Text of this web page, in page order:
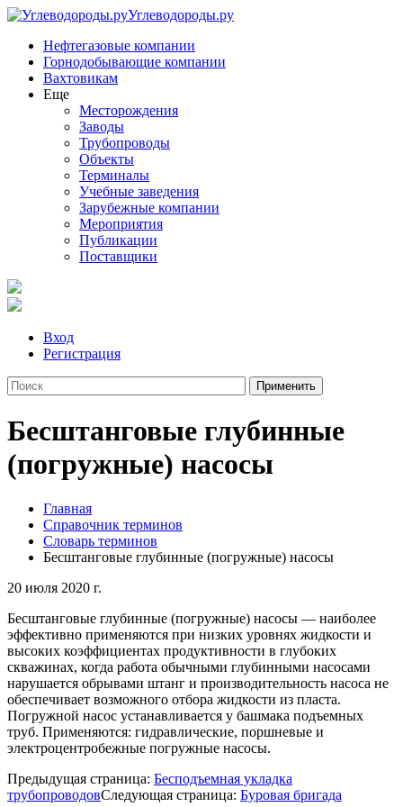
Углеводороды.ру
Нефтегазовые компании
Горнодобывающие компании
Вахтовикам
Еще
Месторождения
Заводы
Трубопроводы
Объекты
Терминалы
Учебные заведения
Зарубежные компании
Мероприятия
Публикации
Поставщики
Вход
Регистрация
Бесштанговые глубинные
(погружные) насосы
Главная
Справочник терминов
Словарь терминов
Бесштанговые глубинные (погружные) насосы
20 июля 2020 г.
Бесштанговые глубинные (погружные) насосы — наиболее
эффективно применяются при низких уровнях жидкости и
высоких коэффициентах продуктивности в глубоких
скважинах, когда работа обычными глубинными насосами
нарушается обрывами штанг и производительность насоса не
обеспечивает возможного отбора жидкости из пласта.
Погружной насос устанавливается у башмака подъемных
труб. Применяются: гидравлические, поршневые и
электроцентробежные погружные насосы.
Предыдущая страница: Бесподъемная укладка
трубопроводовСледующая страница: Буровая бригада